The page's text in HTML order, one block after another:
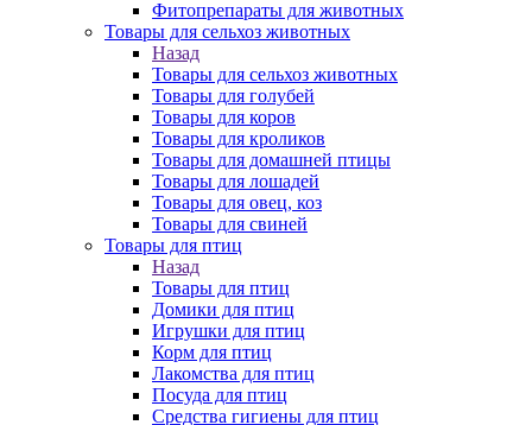
Фитопрепараты для животных
Товары для сельхоз животных
Назад
Товары для сельхоз животных
Товары для голубей
Товары для коров
Товары для кроликов
Товары для домашней птицы
Товары для лошадей
Товары для овец, коз
Товары для свиней
Товары для птиц
Назад
Товары для птиц
Домики для птиц
Игрушки для птиц
Корм для птиц
Лакомства для птиц
Посуда для птиц
Средства гигиены для птиц